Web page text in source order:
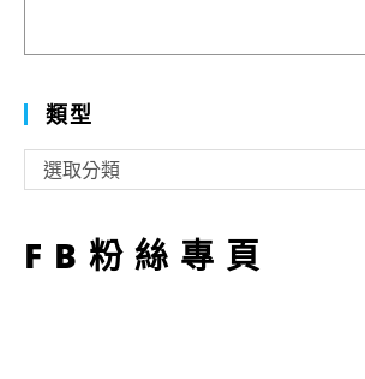
類型
型
選取分類
FB粉絲專頁